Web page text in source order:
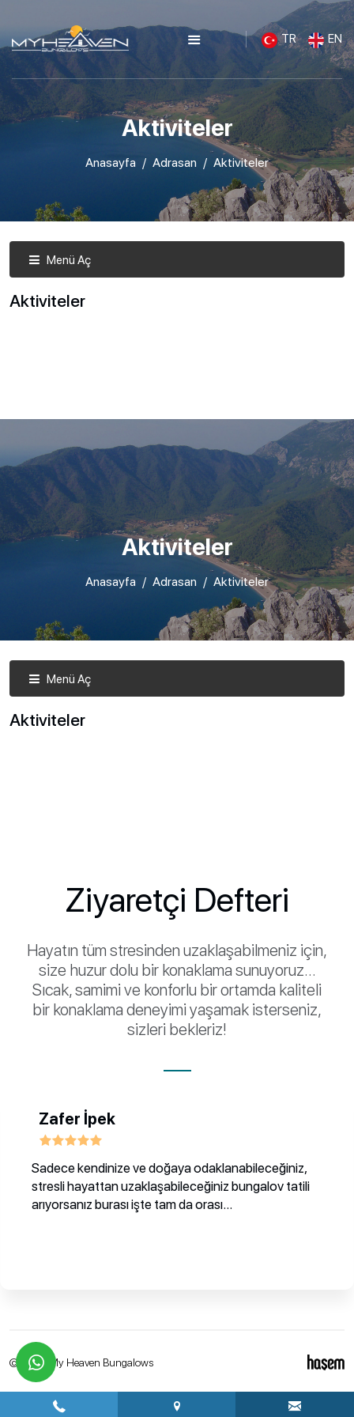
TR EN
whatsapp
Aktiviteler
Anasayfa Adrasan Aktiviteler
Menü Aç
Aktiviteler
Aktiviteler
Anasayfa Adrasan Aktiviteler
Menü Aç
Aktiviteler
Ziyaretçi Defteri
Hayatın tüm stresinden uzaklaşabilmeniz için,
size huzur dolu bir konaklama sunuyoruz…
Sıcak, samimi ve konforlu bir ortamda kaliteli
bir konaklama deneyimi yaşamak isterseniz,
sizleri bekleriz!
Zafer İpek
Sadece kendinize ve doğaya odaklanabileceğiniz,
stresli hayattan uzaklaşabileceğiniz bungalov tatili
arıyorsanız burası işte tam da orası...
© 2026 My Heaven Bungalows